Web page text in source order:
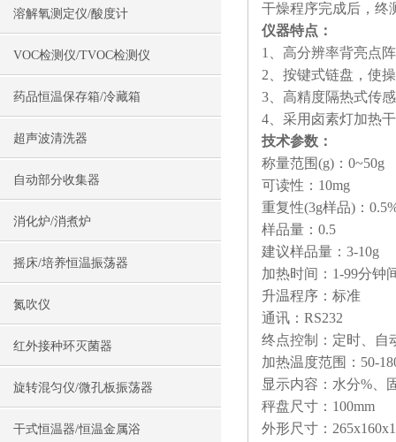
溶解氧测定仪/酸度计
VOC检测仪/TVOC检测仪
药品恒温保存箱/冷藏箱
超声波清洗器
自动部分收集器
消化炉/消煮炉
摇床/培养恒温振荡器
氮吹仪
红外接种环灭菌器
旋转混匀仪/微孔板振荡器
干式恒温器/恒温金属浴
干燥程序完成后，终
仪器特点：
1、高分辨率背亮点
2、按键式链盘，使
3、高精度隔热式传
4、采用卤素灯加热
技术参数：
称量范围(g)：0~50g
可读性：10mg
重复性(3g样品)：
样品量：0.5
建议样品量：3-10g
加热时间：1-99分钟
升温程序：标准
通讯：RS232
终点控制：定时、自
加热温度范围：50-
显示内容：水分%、
秤盘尺寸：100mm
外形尺寸：